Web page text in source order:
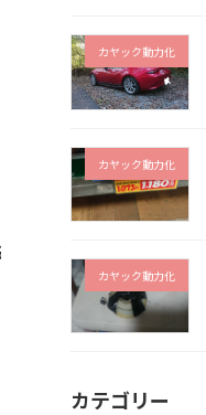
カヤック動力化
カヤック動力化
カヤック動力化
カテゴリー